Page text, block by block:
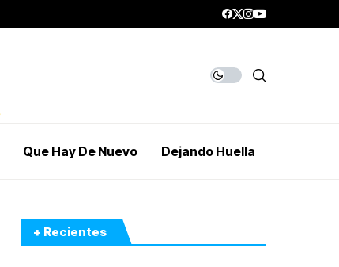
Que Hay De Nuevo Dejando Huella
+ Recientes